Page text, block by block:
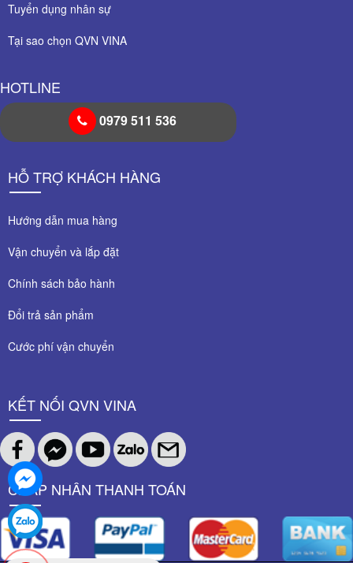
Tuyển dụng nhân sự
Tại sao chọn QVN VINA
HOTLINE
0979 511 536
HỖ TRỢ KHÁCH HÀNG
Hướng dẫn mua hàng
Vận chuyển và lắp đặt
Chính sách bảo hành
Đổi trả sản phẩm
Cước phí vận chuyển
KẾT NỐI QVN VINA
CHẤP NHÂN THANH TOÁN